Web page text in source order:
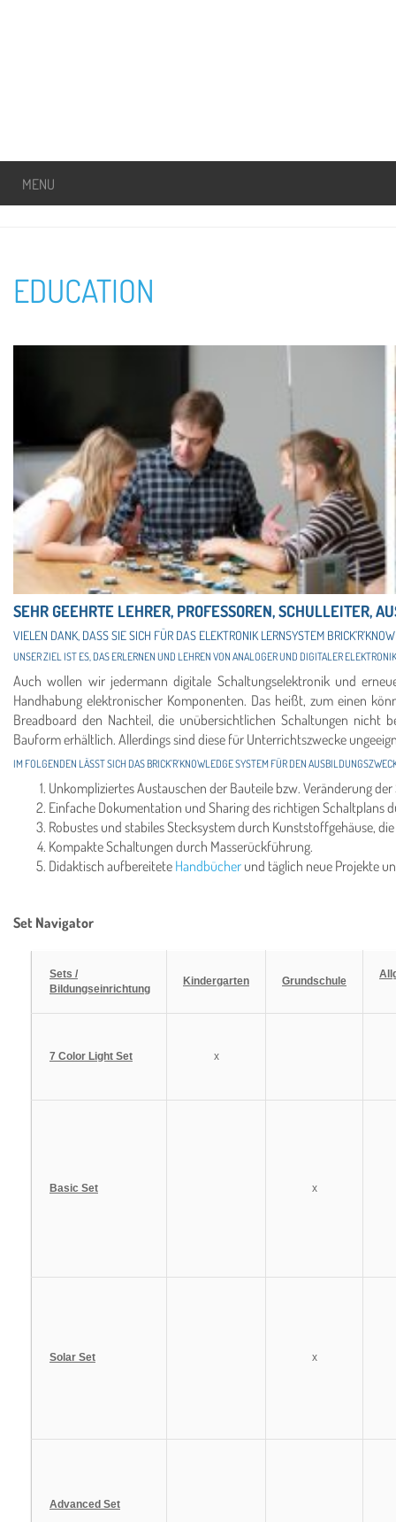
MENU
EDUCATION
SEHR GEEHRTE LEHRER, PROFESSOREN, SCHULLEITER,
VIELEN DANK, DASS SIE SICH FÜR DAS ELEKTRONIK LERNSYSTEM
UNSER ZIEL IST ES, DAS ERLERNEN UND LEHREN VON ANALOGER UND DIGITALER
Auch wollen wir jedermann digitale Schaltungselektronik und
Handhabung elektronischer Komponenten. Das heißt, zum einen
Breadboard den Nachteil, die unübersichtlichen Schaltungen nicht
Bauform erhältlich. Allerdings sind diese für Unterrichtszwecke
IM FOLGENDEN LÄSST SICH DAS BRICK’R’KNOWLEDGE SYSTEM FÜR DEN
Unkompliziertes Austauschen der Bauteile bzw. Veränderung
Einfache Dokumentation und Sharing des richtigen Schaltplans
Robustes und stabiles Stecksystem durch Kunststoffgehäuse,
Kompakte Schaltungen durch Masserückführung.
Didaktisch aufbereitete Handbücher und täglich neue Projekte
Set Navigator
Sets /
Bildungseinrichtung
Kindergarten Grundschule
7 Color Light Set x
Basic Set x
Solar Set x
Advanced Set